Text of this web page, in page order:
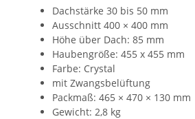
Dachstärke 30 bis 50 mm
Ausschnitt 400 × 400 mm
Höhe über Dach: 85 mm
Haubengröße: 455 x 455 mm
Farbe: Crystal
mit Zwangsbelüftung
Packmaß: 465 × 470 × 130 mm
Gewicht: 2,8 kg